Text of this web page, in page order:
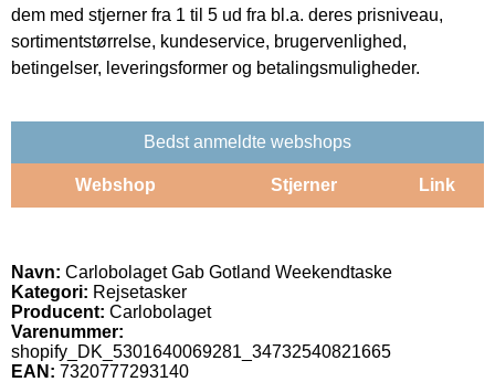
dem med stjerner fra 1 til 5 ud fra bl.a. deres prisniveau,
sortimentstørrelse, kundeservice, brugervenlighed,
betingelser, leveringsformer og betalingsmuligheder.
Bedst anmeldte webshops
Webshop Stjerner Link
Navn: Carlobolaget Gab Gotland Weekendtaske
Kategori: Rejsetasker
Producent: Carlobolaget
Varenummer:
shopify_DK_5301640069281_34732540821665
EAN: 7320777293140